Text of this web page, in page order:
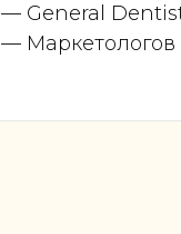
— General
— Маркетологов